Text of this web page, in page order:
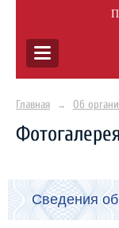
Главная → Об
Фотогалерея
Сведения об